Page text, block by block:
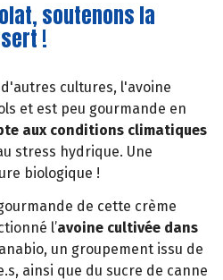
soutenons la
!
cultures, l'avoine
et est peu gourmande en
aux conditions climatiques
stress hydrique. Une
biologique !
de cette crème
l’avoine cultivée dans
un groupement issu de
ainsi que du sucre de canne